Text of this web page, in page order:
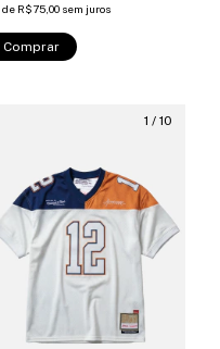
de R$75,00 sem juros
Comprar
1 / 10